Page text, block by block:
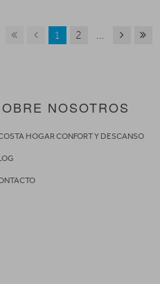
1 2
NOSOTROS
HOGAR CONFORT Y DESCANSO